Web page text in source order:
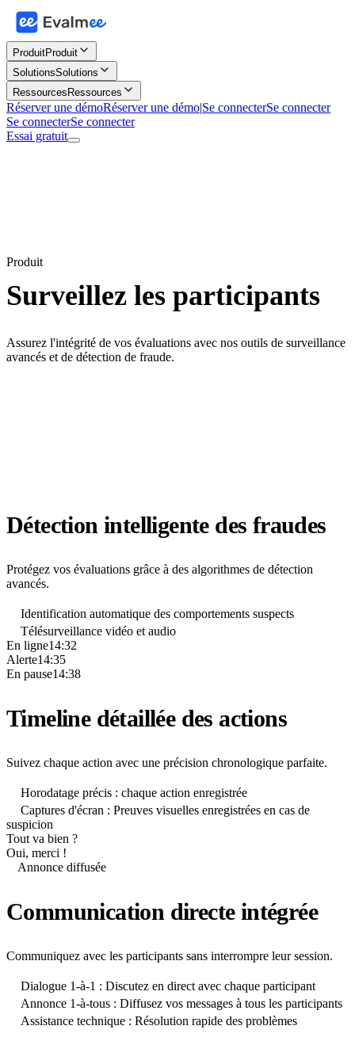
ProduitProduit
SolutionsSolutions
Ressources Ressources
Réserver une démoRéserver une démo|Se connecterSe connecter
Se connecterSe connecter
Essai gratuit
Produit
Surveillez les participants
Assurez l'intégrité de vos évaluations avec nos outils de surveillance
avancés et de détection de fraude.
Détection intelligente des fraudes
Protégez vos évaluations grâce à des algorithmes de détection
avancés.
Identification automatique des comportements suspects
Télésurveillance vidéo et audio
En ligne14:32
Alerte14:35
En pause14:38
Timeline détaillée des actions
Suivez chaque action avec une précision chronologique parfaite.
Horodatage précis : chaque action enregistrée
Captures d'écran : Preuves visuelles enregistrées en cas de
suspicion
Tout va bien ?
Oui, merci !
Annonce diffusée
Communication directe intégrée
Communiquez avec les participants sans interrompre leur session.
Dialogue 1-à-1 : Discutez en direct avec chaque participant
Annonce 1-à-tous : Diffusez vos messages à tous les participants
Assistance technique : Résolution rapide des problèmes